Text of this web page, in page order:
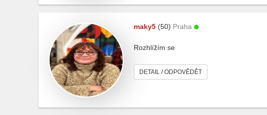
maky5 (50) Praha
Rozhlížím se
DETAIL / ODPOVĚDĚT